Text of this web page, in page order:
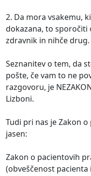
2. Da mora vsakemu,
dokazana, to sporočiti
zdravnik in nihče drug.
Seznanitev o tem, da
pošte, če vam to ne
razgovoru, je
Lizboni.
Tudi pri nas je Zakon
jasen:
Zakon o pacientovih
(obveščenost